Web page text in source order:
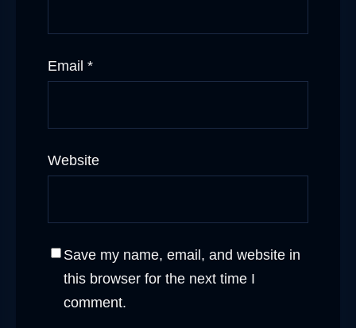
Email *
Website
Save my name, email, and website in
this browser for the next time I
comment.